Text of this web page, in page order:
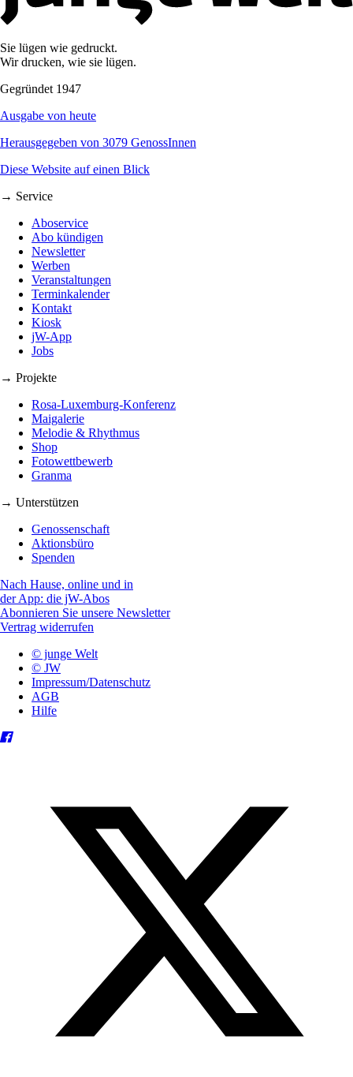
Sie lügen wie gedruckt.
Wir drucken, wie sie lügen.
Gegründet 1947
Ausgabe von heute
Herausgegeben von 3079 GenossInnen
Diese Website auf einen Blick
→ Service
Aboservice
Abo kündigen
Newsletter
Werben
Veranstaltungen
Terminkalender
Kontakt
Kiosk
jW-App
Jobs
→ Projekte
Rosa-Luxemburg-Konferenz
Maigalerie
Melodie & Rhythmus
Shop
Fotowettbewerb
Granma
→ Unterstützen
Genossenschaft
Aktionsbüro
Spenden
Nach Hause, online und in
der App: die jW-Abos
Abonnieren Sie unsere Newsletter
Vertrag widerrufen
© junge Welt
© JW
Impressum/Datenschutz
AGB
Hilfe